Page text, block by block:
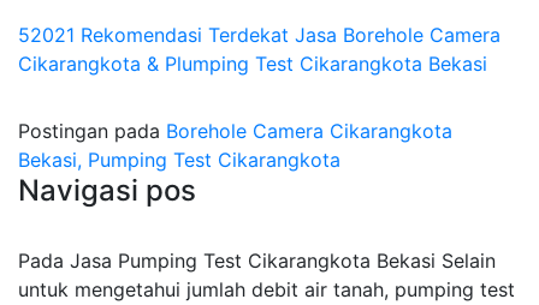
52021 Rekomendasi Terdekat Jasa Borehole Camera
Cikarangkota & Plumping Test Cikarangkota Bekasi
Postingan pada Borehole Camera Cikarangkota
Bekasi, Pumping Test Cikarangkota
Navigasi pos
Pada Jasa Pumping Test Cikarangkota Bekasi Selain
untuk mengetahui jumlah debit air tanah, pumping test